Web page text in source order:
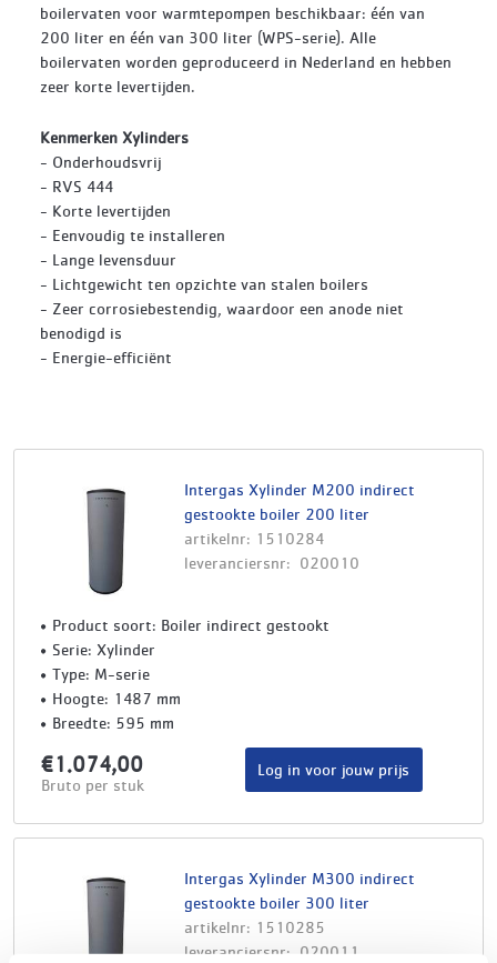
boilervaten voor warmtepompen beschikbaar: één van
200 liter en één van 300 liter (WPS-serie). Alle
boilervaten worden geproduceerd in Nederland en hebben
zeer korte levertijden.
Kenmerken Xylinders
- Onderhoudsvrij
- RVS 444
- Korte levertijden
- Eenvoudig te installeren
- Lange levensduur
- Lichtgewicht ten opzichte van stalen boilers
- Zeer corrosiebestendig, waardoor een anode niet
benodigd is
- Energie-efficiënt
Intergas Xylinder M200 indirect
gestookte boiler 200 liter
artikelnr: 1510284
leveranciersnr: 020010
Product soort: Boiler indirect gestookt
Serie: Xylinder
Type: M-serie
Hoogte: 1487 mm
Breedte: 595 mm
€1.074,00
Bruto per stuk
Log in voor jouw prijs
Intergas Xylinder M300 indirect
gestookte boiler 300 liter
artikelnr: 1510285
leveranciersnr: 020011